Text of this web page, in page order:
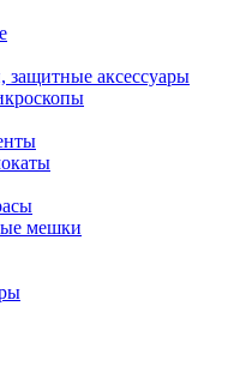
аксессуары
мешки